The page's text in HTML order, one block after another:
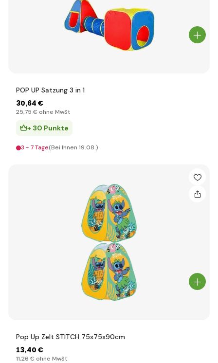
POP UP Satzung 3 in 1
30,64 €
25,75 € ohne MwSt
+ 30 Punkte
3 - 7 Tage(Bei Ihnen 19.08.)
Pop Up Zelt STITCH 75x75x90cm
13,40 €
11,26 € ohne MwSt